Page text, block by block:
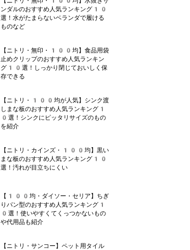
ンダルのおすすめ人気ランキング10
選！水がたまらないベランダで履ける
ものなど
【ニトリ・無印・100均】食品用袋
止めクリップのおすすめ人気ランキン
グ10選！しっかり閉じておいしく保
存できる
【ニトリ・100均が人気】シンク渡
しまな板のおすすめ人気ランキング1
0選！シンクにピッタリサイズのもの
を紹介
【ニトリ・カインズ・100均】黒い
まな板のおすすめ人気ランキング10
選！汚れが目立ちにくい
【100均・ダイソー・セリア】ちぎ
りパン型のおすすめ人気ランキング1
0選！使いやすくてくっつかないもの
や代用品も紹介
【ニトリ・サンコー】ペット用タイル